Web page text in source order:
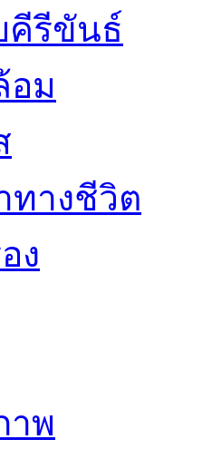
คีรีขันธ์
อม
ทางชีวิต
ง
าพ